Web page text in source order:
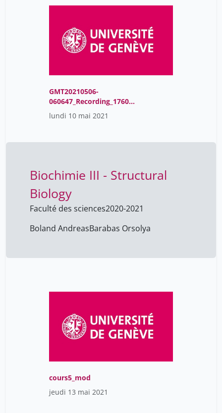
GMT20210506-
060647_Recording_1760x
900
lundi 10 mai 2021
Biochimie III - Structural
Biology
Faculté des sciences2020-2021
Boland AndreasBarabas Orsolya
cours5_mod
jeudi 13 mai 2021